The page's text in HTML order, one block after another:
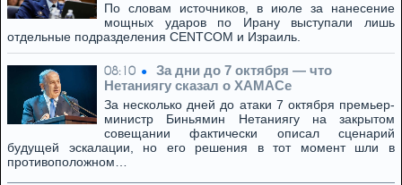
По словам источников, в июле за нанесение
мощных ударов по Ирану выступали лишь
отдельные подразделения CENTCOM и Израиль.
08:10
За дни до 7 октября — что
Нетаниягу сказал о ХАМАСе
За несколько дней до атаки 7 октября премьер-
министр Биньямин Нетаниягу на закрытом
совещании фактически описал сценарий
будущей эскалации, но его решения в тот момент шли в
противоположном…